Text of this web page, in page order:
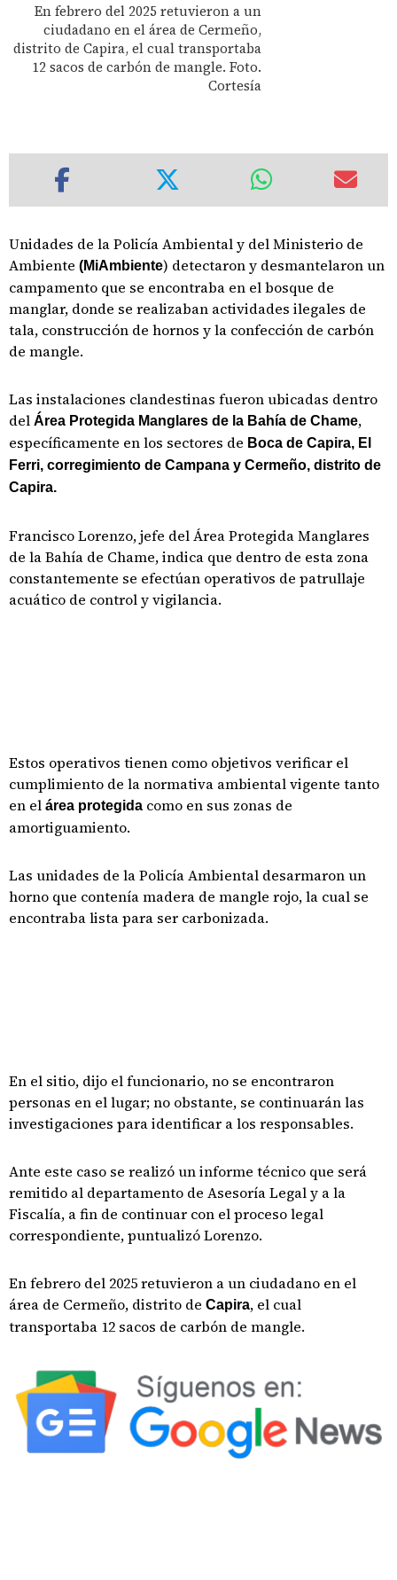
En febrero del 2025 retuvieron a un
ciudadano en el área de Cermeño,
distrito de Capira, el cual transportaba
12 sacos de carbón de mangle. Foto.
Cortesía
Unidades de la Policía Ambiental y del Ministerio de
Ambiente (MiAmbiente) detectaron y desmantelaron un
campamento que se encontraba en el bosque de
manglar, donde se realizaban actividades ilegales de
tala, construcción de hornos y la confección de carbón
de mangle.
Las instalaciones clandestinas fueron ubicadas dentro
del Área Protegida Manglares de la Bahía de Chame,
específicamente en los sectores de Boca de Capira, El
Ferri, corregimiento de Campana y Cermeño, distrito de
Capira.
Francisco Lorenzo, jefe del Área Protegida Manglares
de la Bahía de Chame, indica que dentro de esta zona
constantemente se efectúan operativos de patrullaje
acuático de control y vigilancia.
Estos operativos tienen como objetivos verificar el
cumplimiento de la normativa ambiental vigente tanto
en el área protegida como en sus zonas de
amortiguamiento.
Las unidades de la Policía Ambiental desarmaron un
horno que contenía madera de mangle rojo, la cual se
encontraba lista para ser carbonizada.
En el sitio, dijo el funcionario, no se encontraron
personas en el lugar; no obstante, se continuarán las
investigaciones para identificar a los responsables.
Ante este caso se realizó un informe técnico que será
remitido al departamento de Asesoría Legal y a la
Fiscalía, a fin de continuar con el proceso legal
correspondiente, puntualizó Lorenzo.
En febrero del 2025 retuvieron a un ciudadano en el
área de Cermeño, distrito de Capira, el cual
transportaba 12 sacos de carbón de mangle.